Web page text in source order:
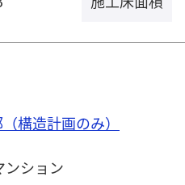
構造計画のみ）
ンション